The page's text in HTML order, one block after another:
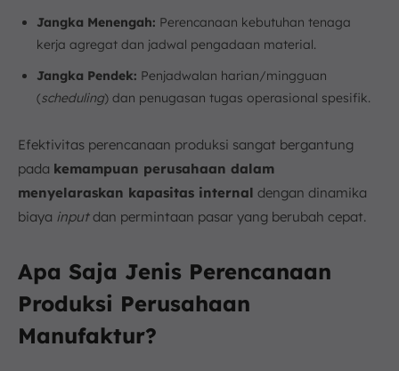
Jangka Menengah: Perencanaan kebutuhan tenaga
kerja agregat dan jadwal pengadaan material.
Jangka Pendek: Penjadwalan harian/mingguan
(scheduling) dan penugasan tugas operasional spesifik.
Efektivitas perencanaan produksi sangat bergantung
pada kemampuan perusahaan dalam
menyelaraskan kapasitas internal dengan dinamika
biaya inputdan permintaan pasar yang berubah cepat.
Apa Saja Jenis Perencanaan
Produksi Perusahaan
Manufaktur?